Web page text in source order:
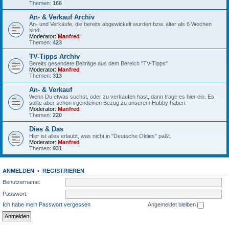
Themen: 166
An- & Verkauf Archiv
An- und Verkäufe, die bereits abgewickelt wurden bzw. älter als 6 Wochen
sind.
Moderator: Manfred
Themen: 423
TV-Tipps Archiv
Bereits gesendete Beiträge aus dem Bereich "TV-Tipps"
Moderator: Manfred
Themen: 313
An- & Verkauf
Wenn Du etwas suchst, oder zu verkaufen hast, dann trage es hier ein. Es
sollte aber schon irgendeinen Bezug zu unserem Hobby haben.
Moderator: Manfred
Themen: 220
Dies & Das
Hier ist alles erlaubt, was nicht in "Deutsche Oldies" paßt.
Moderator: Manfred
Themen: 931
ANMELDEN • REGISTRIEREN
Benutzername:
Passwort:
Ich habe mein Passwort vergessen
Angemeldet bleiben